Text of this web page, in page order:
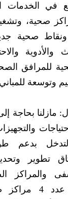
في الخدمات
صحية،
صحية
والأدوية
للمرافق
وتوسعة
مازلنا بحاجة
التدخل بدعم
تطوير
والمراكز
وتأهيل